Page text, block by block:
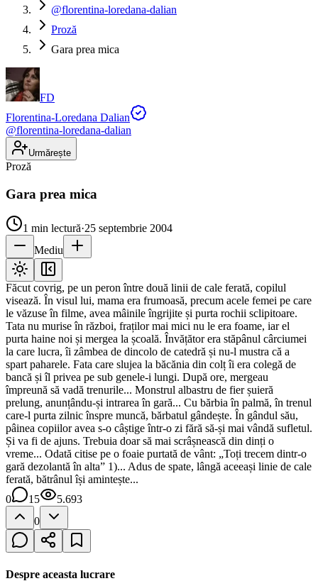
@florentina-loredana-dalian
Proză
Gara prea mica
FD
Florentina-Loredana Dalian
@florentina-loredana-dalian
Urmărește
Proză
Gara prea mica
1 min lectură·25 septembrie 2004
Mediu
Făcut covrig, pe un peron între două linii de cale ferată, copilul
visează. În visul lui, mama era frumoasă, precum acele femei pe care
le văzuse în filme, avea mâinile îngrijite și purta rochii sclipitoare.
Tata nu murise în război, fraților mai mici nu le era foame, iar el
purta haine noi și mergea la școală. Învățător era stăpânul cârciumei
la care lucra, îi zâmbea de dincolo de catedră și nu-l mustra că a
spart paharele. Fata care slujea la băcănia din colț îi era colegă de
bancă și îl privea pe sub genele-i lungi. După ore, mergeau
împreună să vadă trenurile... Monstrul albastru de fier șuieră
prelung, anunțându-și intrarea în gară... Cu bărbia în palmă, în trenul
care-l purta zilnic înspre muncă, bărbatul gândește. În gândul său,
pâinea copiilor avea s-o câștige într-o zi fără să-și mai vândă sufletul.
Și va fi de ajuns. Trebuia doar să mai scrâșnească din dinți o
vreme... Odată citise pe o foaie purtată de vânt: „Toți trecem dintr-o
gară dezolantă în alta” 1)... Adus de spate, lângă aceeași linie de cale
ferată, bătrânul își amintește...
0
15
5.693
0
Despre aceasta lucrare